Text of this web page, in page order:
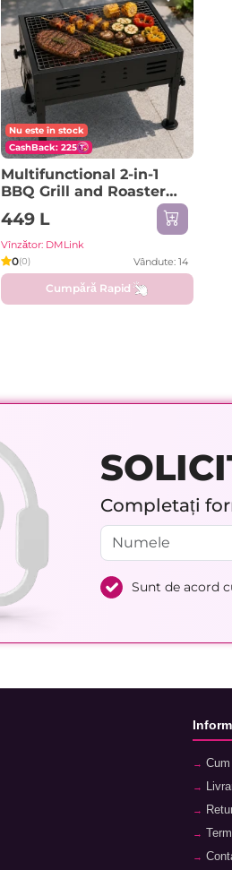
Nu este în stock
CashBack: 225
Multifunctional 2-in-1
BBQ Grill and Roaster
Set M2IN1BBQGRS
449 L
Vînzător: DMLink
0(0) Vândute: 14
Cumpără Rapid
Completați
Sunt de acord